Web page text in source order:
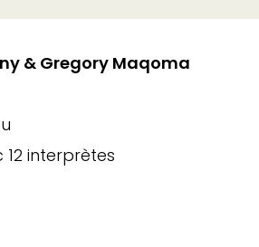
& Gregory Maqoma
12 interprètes